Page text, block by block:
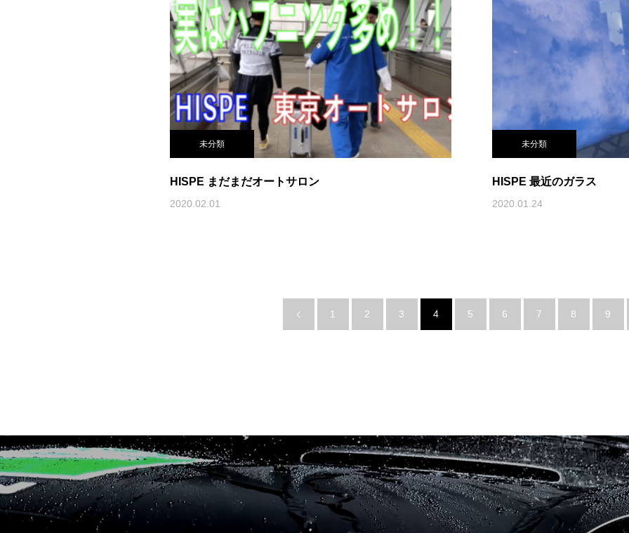
未分類
HISPE まだまだオートサロン
2020.02.01
未分類
HISPE 最近のガラス
2020.01.24
1 2 3 4 5 6 7 8 9